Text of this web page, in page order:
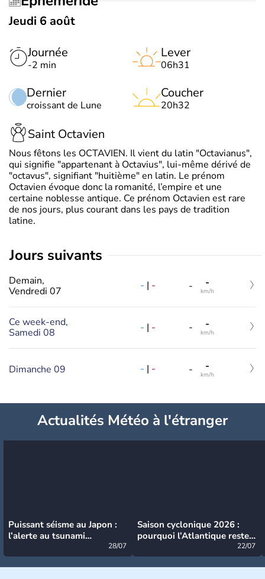
Jeudi 6 août
Journée
-2 min
Dernier
croissant de Lune
Lever
06h31
Coucher
20h32
Saint Octavien
Nous fêtons les OCTAVIEN. Il vient du latin "Octavianus",
qui signifie "appartenant à Octavius", lui-même dérivé de
"octavus", signifiant "huitième" en latin. Le prénom
Octavien évoque donc la romanité, l’empire et une
certaine noblesse antique. Ce prénom Octavien est rare
de nos jours, plus courant dans les pays de tradition
latine.
jours suivants
Demain,
Vendredi 07
- | - - -
km/h
Ce week-end,
Samedi 08
- | - - -
km/h
Dimanche 09 - | - - -
km/h
Actualités Météo à l'étranger
Puissant séisme au Japon :
l’alerte au tsunami
28/07
Saison cyclonique 2026 :
pourquoi l’Atlantique reste
22/07